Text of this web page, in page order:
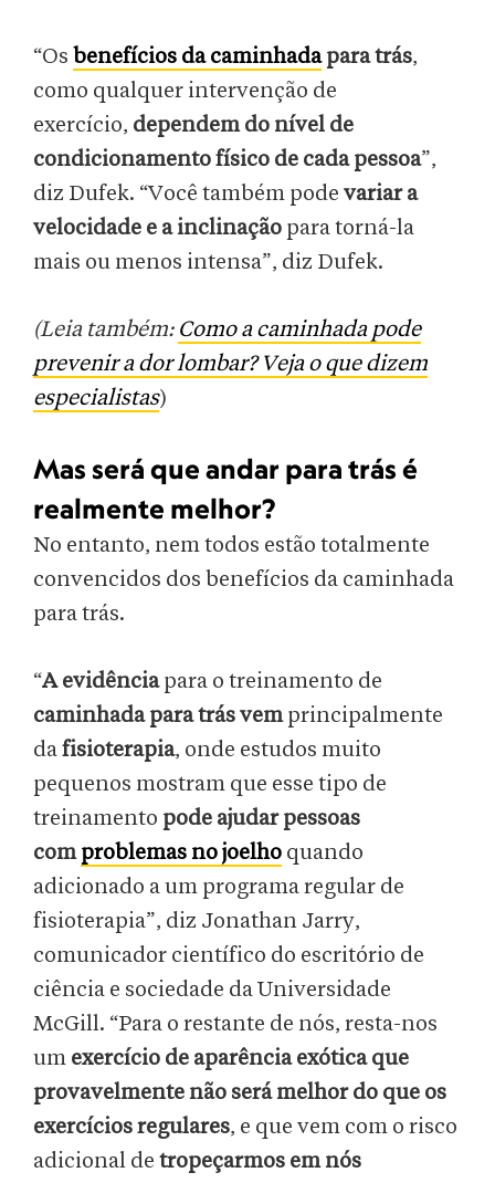
“Os benefícios da caminhadapara trás,
como qualquer intervenção de
exercício, dependem do nível de
condicionamento físico de cada pessoa”,
diz Dufek. “Você também pode variar a
velocidade e a inclinação para torná-la
mais ou menos intensa”, diz Dufek.
(Leia também: Como a caminhada pode
prevenir a dor lombar? Veja o que dizem
especialistas)
Mas será que andar para trás é
realmente melhor?
No entanto, nem todos estão totalmente
convencidos dos benefícios da caminhada
para trás.
“A evidênciapara o treinamento de
caminhada para trás vemprincipalmente
dafisioterapia, onde estudos muito
pequenos mostram que esse tipo de
treinamento pode ajudar pessoas
comproblemas no joelho quando
adicionado a um programa regular de
fisioterapia”, diz Jonathan Jarry,
comunicador científico do escritório de
ciência e sociedade da Universidade
McGill. “Para o restante de nós, resta-nos
um exercício de aparência exótica que
provavelmente não será melhor do que os
exercícios regulares, e que vem com o risco
adicional de tropeçarmos em nós